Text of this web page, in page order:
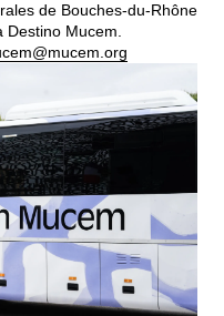
de Bouches-du-Rhône
Mucem.